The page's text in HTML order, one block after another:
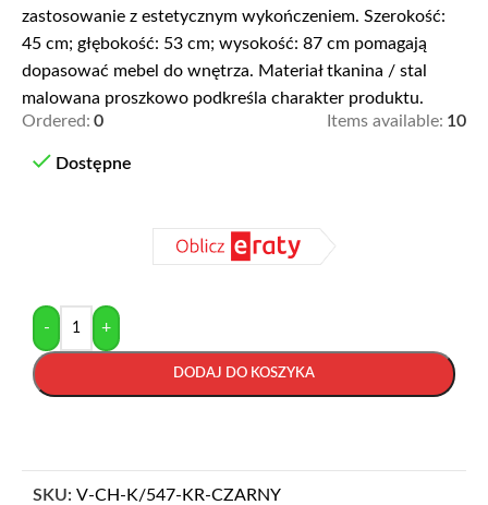
zastosowanie z estetycznym wykończeniem. Szerokość:
45 cm; głębokość: 53 cm; wysokość: 87 cm pomagają
dopasować mebel do wnętrza. Materiał tkanina / stal
malowana proszkowo podkreśla charakter produktu.
Ordered: 0 Items available: 10
Dostępne
- +
DODAJ DO KOSZYKA
SKU: V-CH-K/547-KR-CZARNY